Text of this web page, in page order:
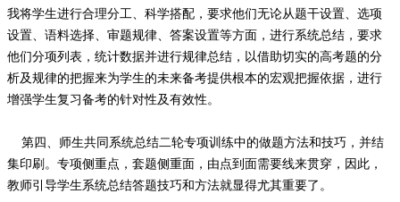
我将学生进行合理分工、科学搭配，要求他们无论从题干设置、选项
设置、语料选择、审题规律、答案设置等方面，进行系统总结，要求
他们分项列表，统计数据并进行规律总结，以借助切实的高考题的分
析及规律的把握来为学生的未来备考提供根本的宏观把握依据，进行
增强学生复习备考的针对性及有效性。
第四、师生共同系统总结二轮专项训练中的做题方法和技巧，并结
集印刷。专项侧重点，套题侧重面，由点到面需要线来贯穿，因此，
教师引导学生系统总结答题技巧和方法就显得尤其重要了。